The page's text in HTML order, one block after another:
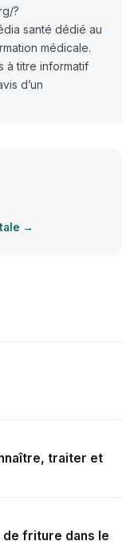
?
santé dédié au
médicale.
à titre informatif
d’un
→
traiter et
de friture dans le